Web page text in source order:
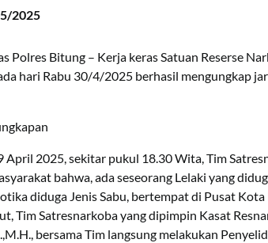
2025
Polres Bitung – Kerja keras Satuan Reserse
hari Rabu 30/4/2025 berhasil mengungkap
April 2025, sekitar pukul 18.30 Wita, Tim
bahwa, ada seseorang Lelaki yang
diduga Jenis Sabu, bertempat di Pusat
Tim Satresnarkoba yang dipimpin Kasat
bersama Tim langsung melakukan